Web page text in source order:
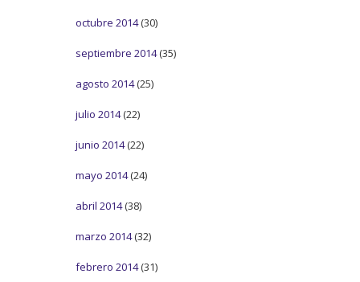
octubre 2014(30)
septiembre 2014(35)
agosto 2014(25)
julio 2014(22)
junio 2014(22)
mayo 2014(24)
abril 2014(38)
marzo 2014(32)
febrero 2014(31)